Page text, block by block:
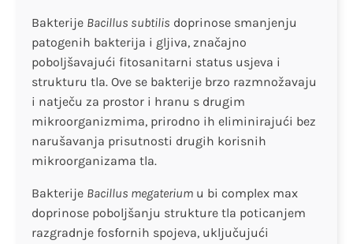
Bakterije Bacillus subtilis doprinose smanjenju
patogenih bakterija i gljiva, značajno
poboljšavajući fitosanitarni status usjeva i
strukturu tla. Ove se bakterije brzo razmnožavaju
i natječu za prostor i hranu s drugim
mikroorganizmima, prirodno ih eliminirajući bez
narušavanja prisutnosti drugih korisnih
mikroorganizama tla.
Bakterije Bacillus megaterium u bi complex max
doprinose poboljšanju strukture tla poticanjem
razgradnje fosfornih spojeva, uključujući